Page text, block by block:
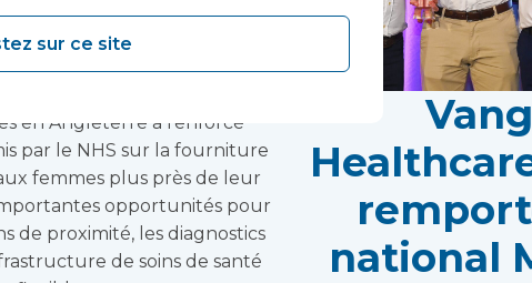
proximité.
en Angleterre a renforcé
par le NHS sur la fourniture
femmes plus près de leur
opportunités pour
de proximité, les diagnostics
de soins de santé
national
sur ce site